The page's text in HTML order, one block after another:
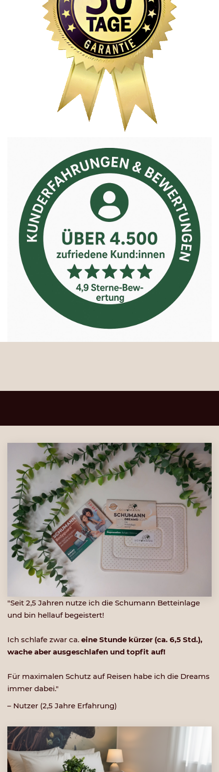
"Seit 2,5 Jahren nutze ich die Schumann Betteinlage
und bin hellauf begeistert!
Ich schlafe zwar ca. eine Stunde kürzer (ca. 6,5 Std.),
wache aber ausgeschlafen und topfit auf!
Für maximalen Schutz auf Reisen habe ich die Dreams
immer dabei."
– Nutzer (2,5 Jahre Erfahrung)